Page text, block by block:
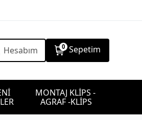
Hesabım 0 Sepetim
MONTAJ KLİPS -
AGRAF -KLİPS